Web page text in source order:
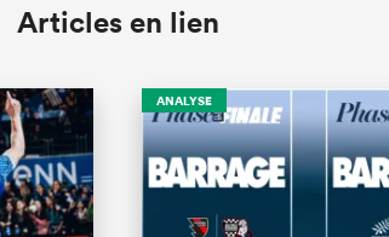
Articles en lien
ANALYSE